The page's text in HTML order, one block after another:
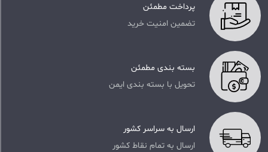
پرداخت مطمئن
تضمین امنیت خرید
بسته بندی مطمئن
تحویل با بسته بندی ایمن
ارسال به سراسر کشور
ارسال به تمام نقاط کشور